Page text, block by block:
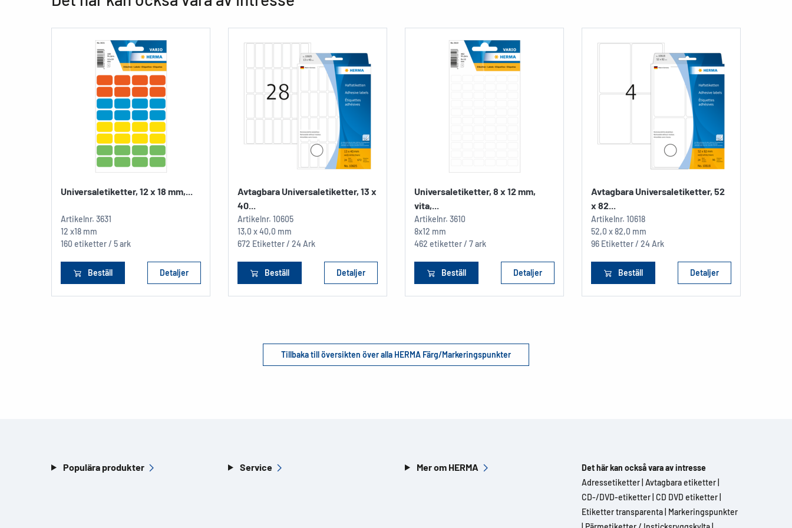
Universaletiketter, 12 x 18 mm,...
Artikelnr. 3631
12 x18 mm
160 etiketter / 5 ark
Beställ Detaljer
Avtagbara Universaletiketter, 13 x
40...
Artikelnr. 10605
13,0 x 40,0 mm
672 Etiketter / 24 Ark
Beställ Detaljer
Universaletiketter, 8 x 12 mm,
vita,...
Artikelnr. 3610
8x12 mm
462 etiketter / 7 ark
Beställ Detaljer
Avtagbara Universaletiketter, 52
x 82...
Artikelnr. 10618
52,0 x 82,0 mm
96 Etiketter / 24 Ark
Beställ Detaljer
Tillbaka till översikten över alla HERMA Färg/Markeringspunkter
Populära produkter Service Mer om HERMA
Det här kan också vara av intresse
Adressetiketter Avtagbara etiketter
CD-/DVD-etiketter CD DVD etiketter
Etiketter transparenta Markeringspunkter